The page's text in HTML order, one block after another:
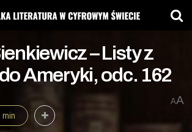
– Listy z
Ameryki, odc. 162
AA
min